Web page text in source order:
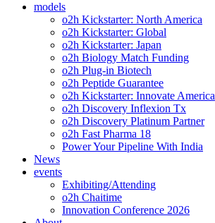
models
o2h Kickstarter: North America
o2h Kickstarter: Global
o2h Kickstarter: Japan
o2h Biology Match Funding
o2h Plug-in Biotech
o2h Peptide Guarantee
o2h Kickstarter: Innovate America
o2h Discovery Inflexion Tx
o2h Discovery Platinum Partner
o2h Fast Pharma 18
Power Your Pipeline With India
News
events
Exhibiting/Attending
o2h Chaitime
Innovation Conference 2026